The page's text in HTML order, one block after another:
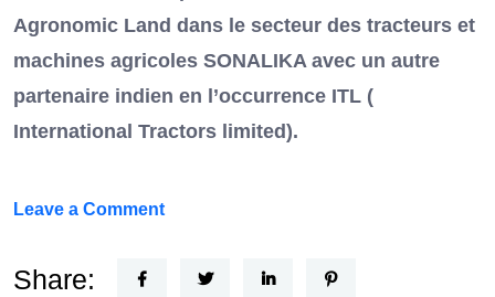
Agronomic Land dans le secteur des tracteurs et
machines agricoles SONALIKA avec un autre
partenaire indien en l’occurrence ITL (
International Tractors limited).
Leave a Commenton
Nouvel
Share: